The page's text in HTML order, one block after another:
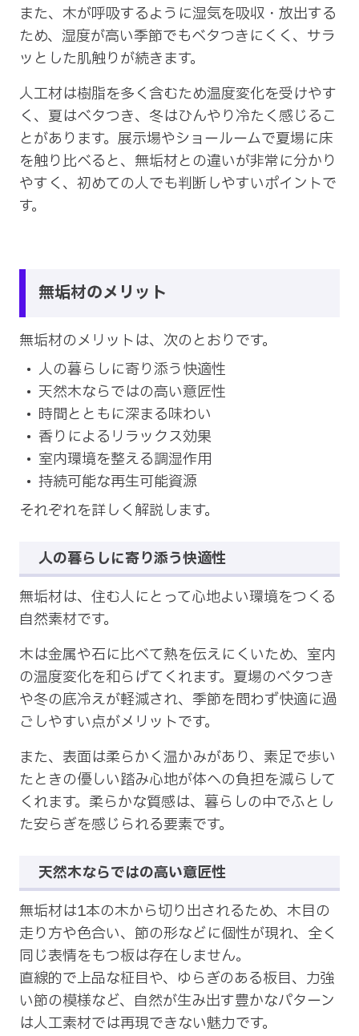
また、木が呼吸するように湿気を吸収・放出する
ため、湿度が高い季節でもベタつきにくく、サラ
ッとした肌触りが続きます。
人工材は樹脂を多く含むため温度変化を受けやす
く、夏はベタつき、冬はひんやり冷たく感じるこ
とがあります。展示場やショールームで夏場に床
を触り比べると、無垢材との違いが非常に分かり
やすく、初めての人でも判断しやすいポイントで
す。
無垢材のメリット
無垢材のメリットは、次のとおりです。
人の暮らしに寄り添う快適性
天然木ならではの高い意匠性
時間とともに深まる味わい
香りによるリラックス効果
室内環境を整える調湿作用
持続可能な再生可能資源
それぞれを詳しく解説します。
人の暮らしに寄り添う快適性
無垢材は、住む人にとって心地よい環境をつくる
自然素材です。
木は金属や石に比べて熱を伝えにくいため、室内
の温度変化を和らげてくれます。夏場のベタつき
や冬の底冷えが軽減され、季節を問わず快適に過
ごしやすい点がメリットです。
また、表面は柔らかく温かみがあり、素足で歩い
たときの優しい踏み心地が体への負担を減らして
くれます。柔らかな質感は、暮らしの中でふとし
た安らぎを感じられる要素です。
天然木ならではの高い意匠性
無垢材は1本の木から切り出されるため、木目の
走り方や色合い、節の形などに個性が現れ、全く
同じ表情をもつ板は存在しません。
直線的で上品な柾目や、ゆらぎのある板目、力強
い節の模様など、自然が生み出す豊かなパターン
は人工素材では再現できない魅力です。